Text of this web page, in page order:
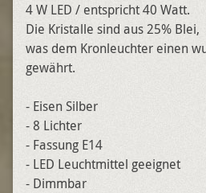
4 W LED / entspricht 40 Watt.
Die Kristalle sind aus 25% Blei,
was dem Kronleuchter einen
gewährt.
- Eisen Silber
- 8 Lichter
- Fassung E14
- LED Leuchtmittel geeignet
- Dimmbar